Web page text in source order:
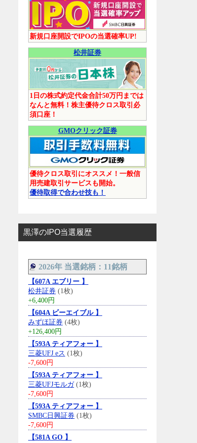
新規口座開設でIPOの当選確率UP!
松井証券
1日の株式約定代金合計50万円までは
なんと無料！株主優待クロス取引必
須口座！
GMOクリック証券
優待クロス取引にオススメ！一般信
用売建取引サービスも開始。
優待取得で合わせ技も！
黒澤のIPO当選履歴
2026年 当選銘柄：11銘柄
【607A エブリー 】
松井証券 (1枚)
+6,400円
【604A ビーエイブル 】
みずほ証券 (4枚)
+126,400円
【593A ティアフォー 】
三菱UFJ eス (1枚)
-7,600円
【593A ティアフォー 】
三菱UFJモルガ(1枚)
-7,600円
【593A ティアフォー 】
SMBC日興証券 (1枚)
-7,600円
【581A GO 】